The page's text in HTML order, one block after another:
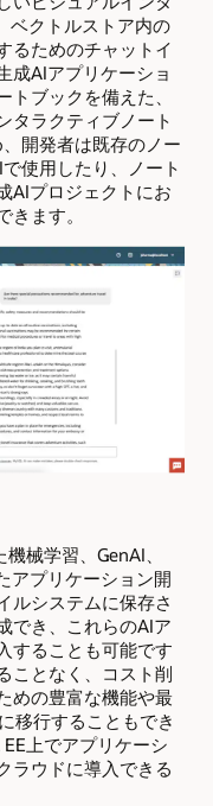
ベクトルストア内の
るためのチャットイ
成AIアプリケーショ
ブックを備えた、
タラクティブノート
開発者は既存のノー
使用したり、ノート
AIプロジェクトにお
ます。
械学習、GenAI、
アプリケーション開
ルシステムに保存さ
でき、これらのAIア
することも可能です
ことなく、コスト削
めの豊富な機能や最
移行することもでき
上でアプリケーシ
ラウドに導入できる